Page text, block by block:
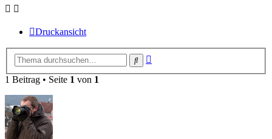
Druckansicht
Suche
1 Beitrag • Seite 1 von 1